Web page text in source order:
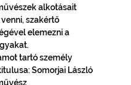
alkotásait
szakértő
elemezni a
tartó személy
Somorjai László